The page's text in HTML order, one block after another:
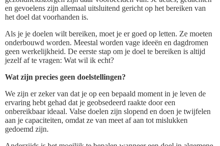
en gevoelens zijn allemaal uitsluitend gericht op het bereiken van
het doel dat voorhanden is.
Als je je doelen wilt bereiken, moet je er goed op letten. Ze moeten
onderbouwd worden. Meestal worden vage ideeën en dagdromen
geen werkelijkheid. De eerste stap om je doel te bereiken is altijd
jezelf af te vragen: Wat wil ik echt?
Wat zijn precies geen doelstellingen?
We zijn er zeker van dat je op een bepaald moment in je leven de
ervaring hebt gehad dat je geobsedeerd raakte door een
onbereikbaar ideaal. Valse doelen zijn slopend en doen je twijfelen
aan je capaciteiten, omdat ze van meet af aan tot mislukken
gedoemd zijn.